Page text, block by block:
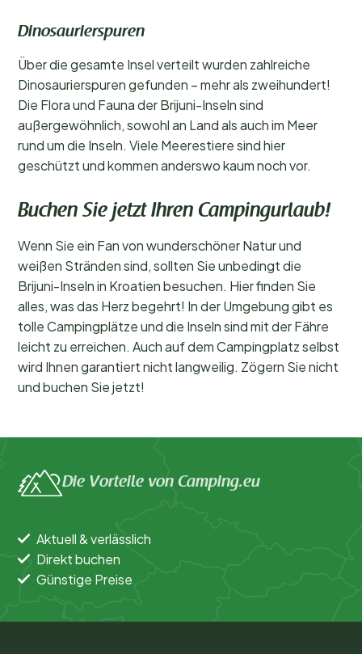
Dinosaurierspuren
Über die gesamte Insel verteilt wurden zahlreiche
Dinosaurierspuren gefunden – mehr als zweihundert!
Die Flora und Fauna der Brijuni-Inseln sind
außergewöhnlich, sowohl an Land als auch im Meer
rund um die Inseln. Viele Meerestiere sind hier
geschützt und kommen anderswo kaum noch vor.
Buchen Sie jetzt Ihren Campingurlaub!
Wenn Sie ein Fan von wunderschöner Natur und
weißen Stränden sind, sollten Sie unbedingt die
Brijuni-Inseln in Kroatien besuchen. Hier finden Sie
alles, was das Herz begehrt! In der Umgebung gibt es
tolle Campingplätze und die Inseln sind mit der Fähre
leicht zu erreichen. Auch auf dem Campingplatz selbst
wird Ihnen garantiert nicht langweilig. Zögern Sie nicht
und buchen Sie jetzt!
Die Vorteile von Camping.eu
Aktuell & verlässlich
Direkt buchen
Günstige Preise